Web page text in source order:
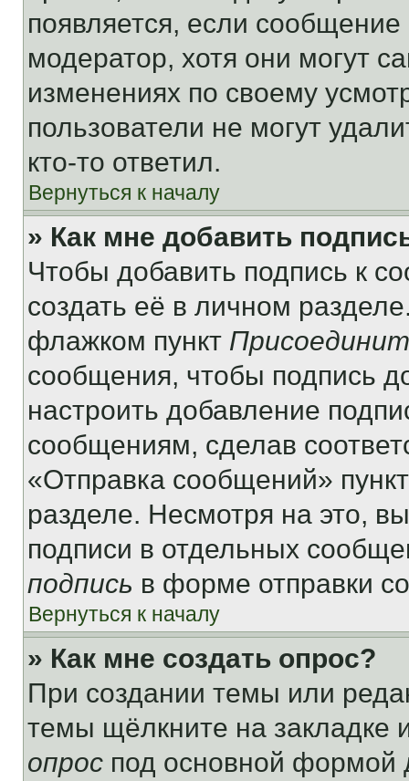
появляется, если
модератор, хотя они могут
изменениях по своему
пользователи не могут
кто-то ответил.
Вернуться к началу
» Как мне добавить
Чтобы добавить подпись к
создать её в личном
флажком пункт
сообщения, чтобы подпись
настроить добавление
сообщениям, сделав
«Отправка сообщений»
разделе. Несмотря на это,
подписи в отдельных
подпись в форме отправки
Вернуться к началу
» Как мне создать опрос?
При создании темы или
темы щёлкните на
опрос под основной формой